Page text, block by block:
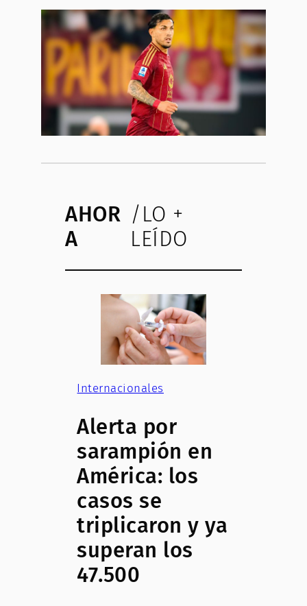
AHOR
A
/LO +
LEÍDO
Internacionales
Alerta por
sarampión en
América: los
casos se
triplicaron y ya
superan los
47.500